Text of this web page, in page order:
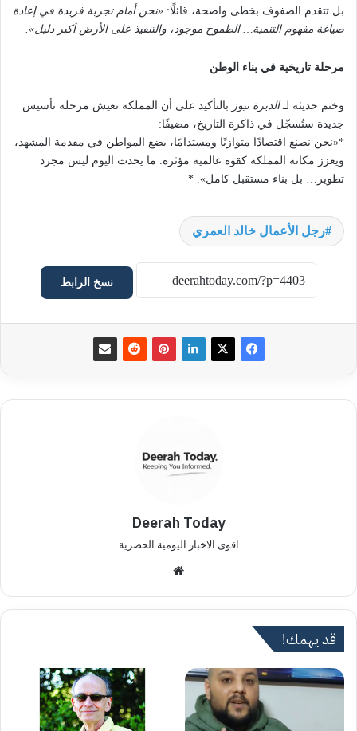
بل تتقدم الصفوف بخطى واضحة، قائلًا: «نحن أمام تجربة فريدة في إعادة
صياغة مفهوم التنمية… الطموح موجود، والتنفيذ على الأرض أكبر دليل».
مرحلة تاريخية في بناء الوطن
وختم حديثه لـالديرة نيوز بالتأكيد على أن المملكة تعيش مرحلة تأسيس
جديدة ستُسجّل في ذاكرة التاريخ، مضيفًا:
*«نحن نصنع اقتصادًا متوازنًا ومستدامًا، يضع المواطن في مقدمة المشهد،
ويعزز مكانة المملكة كقوة عالمية مؤثرة. ما يحدث اليوم ليس مجرد
تطوير… بل بناء مستقبل كامل». *
رجل الأعمال خالد العمري
نسخ الرابط
Deerah Today
اقوى الاخبار اليومية الحصرية
الوي
قد يهمك!